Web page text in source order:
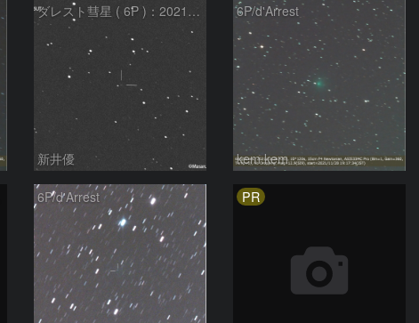
ダレスト彗星 ( 6P )：2021/12/05
新井優
6P/d'Arrest
kem.kem
6P/d'Arrest PR